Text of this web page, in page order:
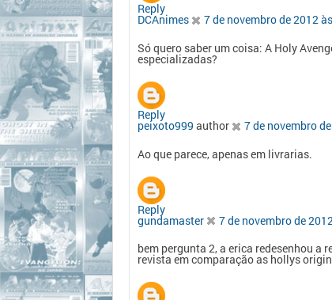
Reply
DCAnimes
7 de novembro de 2012
Só quero saber um coisa: A Holy
especializadas?
Reply
peixoto999 author
7 de novembro
Ao que parece, apenas em livrarias.
Reply
gundamaster
7 de novembro de
bem pergunta 2, a erica redesenhou a
revista em comparação as hollys